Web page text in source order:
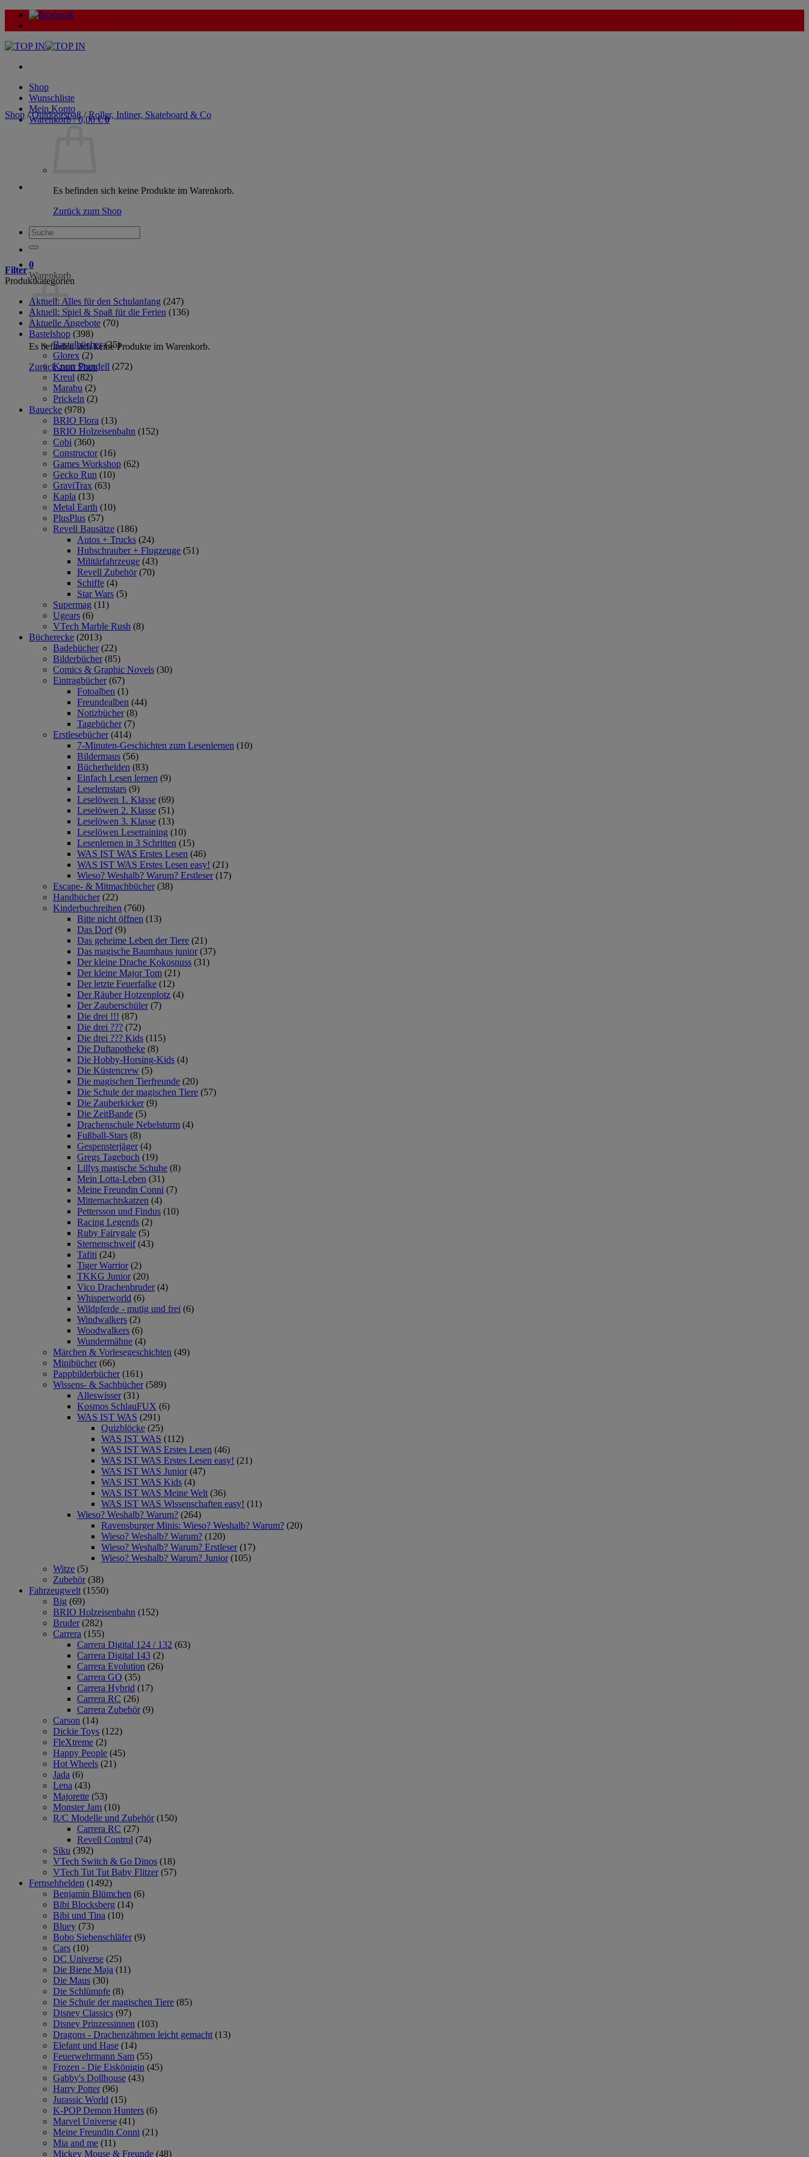
Zum
Inhalt
Shop
Wunschliste
Mein Konto
Warenkorb /0,00€ 0
Es befinden sich keine Produkte im Warenkorb.
Zurück zum Shop
Suche
nach:
0
Warenkorb
Es befinden sich keine Produkte im Warenkorb.
Zurück zum Shop
Shop / Outdoorspaß / Roller, Inliner, Skateboard & Co
Filter
Produktkategorien
Aktuell: Alles für den Schulanfang (247)
Aktuell: Spiel & Spaß für die Ferien (136)
Aktuelle Angebote (70)
Bastelshop (398)
Bastelbücher (35)
Glorex (2)
Knorr Prandell (272)
Kreul (82)
Marabu (2)
Prickeln (2)
Bauecke (978)
BRIO Flora (13)
BRIO Holzeisenbahn (152)
Cobi (360)
Constructor (16)
Games Workshop (62)
Gecko Run (10)
GraviTrax (63)
Kapla (13)
Metal Earth (10)
PlusPlus (57)
Revell Bausätze (186)
Autos + Trucks (24)
Hubschrauber + Flugzeuge (51)
Militärfahrzeuge (43)
Revell Zubehör (70)
Schiffe (4)
Star Wars (5)
Supermag (11)
Ugears (6)
VTech Marble Rush (8)
Bücherecke (2013)
Badebücher (22)
Bilderbücher (85)
Comics & Graphic Novels (30)
Eintragbücher (67)
Fotoalben (1)
Freundealben (44)
Notizbücher (8)
Tagebücher (7)
Erstlesebücher (414)
7-Minuten-Geschichten zum Lesenlernen (10)
Bildermaus (56)
Bücherhelden (83)
Einfach Lesen lernen (9)
Leselernstars (9)
Leselöwen 1. Klasse (69)
Leselöwen 2. Klasse (51)
Leselöwen 3. Klasse (13)
Leselöwen Lesetraining (10)
Lesenlernen in 3 Schritten (15)
WAS IST WAS Erstes Lesen (46)
WAS IST WAS Erstes Lesen easy! (21)
Wieso? Weshalb? Warum? Erstleser (17)
Escape- & Mitmachbücher (38)
Handbücher (22)
Kinderbuchreihen (760)
Bitte nicht öffnen (13)
Das Dorf (9)
Das geheime Leben der Tiere (21)
Das magische Baumhaus junior (37)
Der kleine Drache Kokosnuss (31)
Der kleine Major Tom (21)
Der letzte Feuerfalke (12)
Der Räuber Hotzenplotz (4)
Der Zauberschüler (7)
Die drei !!! (87)
Die drei ??? (72)
Die drei ??? Kids (115)
Die Duftapotheke (8)
Die Hobby-Horsing-Kids (4)
Die Küstencrew (5)
Die magischen Tierfreunde (20)
Die Schule der magischen Tiere (57)
Die Zauberkicker (9)
Die ZeitBande (5)
Drachenschule Nebelsturm (4)
Fußball-Stars (8)
Gespensterjäger (4)
Gregs Tagebuch (19)
Lillys magische Schuhe (8)
Mein Lotta-Leben (31)
Meine Freundin Conni (7)
Mitternachtskatzen (4)
Pettersson und Findus (10)
Racing Legends (2)
Ruby Fairygale (5)
Sternenschweif (43)
Tafiti (24)
Tiger Warrior (2)
TKKG Junior (20)
Vico Drachenbruder (4)
Whisperworld (6)
Wildpferde - mutig und frei (6)
Windwalkers (2)
Woodwalkers (6)
Wundermähne (4)
Märchen & Vorlesegeschichten (49)
Minibücher (66)
Pappbilderbücher (161)
Wissens- & Sachbücher (589)
Alleswisser (31)
Kosmos SchlauFUX (6)
WAS IST WAS (291)
Quizblöcke (25)
WAS IST WAS (112)
WAS IST WAS Erstes Lesen (46)
WAS IST WAS Erstes Lesen easy! (21)
WAS IST WAS Junior (47)
WAS IST WAS Kids (4)
WAS IST WAS Meine Welt (36)
WAS IST WAS Wissenschaften easy! (11)
Wieso? Weshalb? Warum? (264)
Ravensburger Minis: Wieso? Weshalb? Warum? (20)
Wieso? Weshalb? Warum? (120)
Wieso? Weshalb? Warum? Erstleser (17)
Wieso? Weshalb? Warum? Junior (105)
Witze (5)
Zubehör (38)
Fahrzeugwelt (1550)
Big (69)
BRIO Holzeisenbahn (152)
Bruder (282)
Carrera (155)
Carrera Digital 124 / 132 (63)
Carrera Digital 143 (2)
Carrera Evolution (26)
Carrera GO (35)
Carrera Hybrid (17)
Carrera RC (26)
Carrera Zubehör (9)
Carson (14)
Dickie Toys (122)
FleXtreme (2)
Happy People (45)
Hot Wheels (21)
Jada (6)
Lena (43)
Majorette (53)
Monster Jam (10)
R/C Modelle und Zubehör (150)
Carrera RC (27)
Revell Control (74)
Siku (392)
VTech Switch & Go Dinos (18)
VTech Tut Tut Baby Flitzer (57)
Fernsehhelden (1492)
Benjamin Blümchen (6)
Bibi Blocksberg (14)
Bibi und Tina (10)
Bluey (73)
Bobo Siebenschläfer (9)
Cars (10)
DC Universe (25)
Die Biene Maja (11)
Die Maus (30)
Die Schlümpfe (8)
Die Schule der magischen Tiere (85)
Disney Classics (97)
Disney Prinzessinnen (103)
Dragons - Drachenzähmen leicht gemacht (13)
Elefant und Hase (14)
Feuerwehrmann Sam (55)
Frozen - Die Eiskönigin (45)
Gabby's Dollhouse (43)
Harry Potter (96)
Jurassic World (15)
K-POP Demon Hunters (6)
Marvel Universe (41)
Meine Freundin Conni (21)
Mia and me (11)
Mickey Mouse & Freunde (48)